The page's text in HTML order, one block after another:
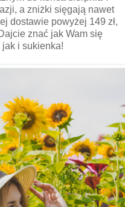
a zniżki sięgają nawet
dostawie powyżej 149 zł,
znać jak Wam się
i sukienka!